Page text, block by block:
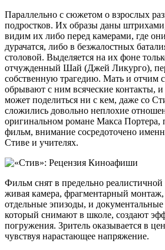
Параллельно с сюжетом о взрослых
подростков. Их образы даны
видим их либо перед камерами, где
дурачатся, либо в безжалостных
столовой. Выделяется на их фоне
отчужденный Шай (Джей Ликурго),
собственную трагедию. Мать и отчим
обрывают с ним всяческие контакты,
может поделиться ни с кем, даже со
сложились довольно неплохие
оригинальном романе Макса Портера,
фильм, внимание сосредоточено
Стиве и учителях.
Фильм снят в предельно
живая камера, фрагментарный
отдельные эпизоды, и
который снимают в школе, создают
погружения. Зритель оказывается в
чувствуя нарастающее напряжение.